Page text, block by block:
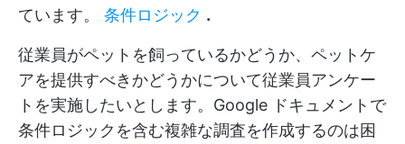
ています。 条件ロジック .
従業員がペットを飼っているかどうか、ペットケ
アを提供すべきかどうかについて従業員アンケー
トを実施したいとします。Google ドキュメントで
条件ロジックを含む複雑な調査を作成するのは困